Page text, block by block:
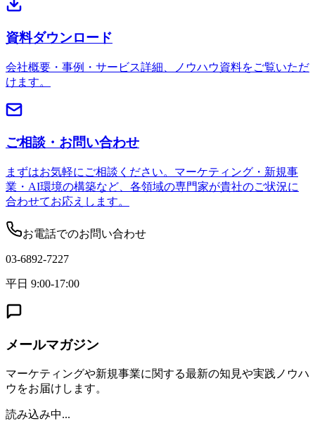
資料ダウンロード
会社概要・事例・サービス詳細、ノウハウ資料をご覧いただ
けます。
ご相談・お問い合わせ
まずはお気軽にご相談ください。マーケティング・新規事
業・AI環境の構築など、各領域の専門家が貴社のご状況に
合わせてお応えします。
お電話でのお問い合わせ
03-6892-7227
平日 9:00-17:00
メールマガジン
マーケティングや新規事業に関する最新の知見や実践ノウハ
ウをお届けします。
読み込み中...